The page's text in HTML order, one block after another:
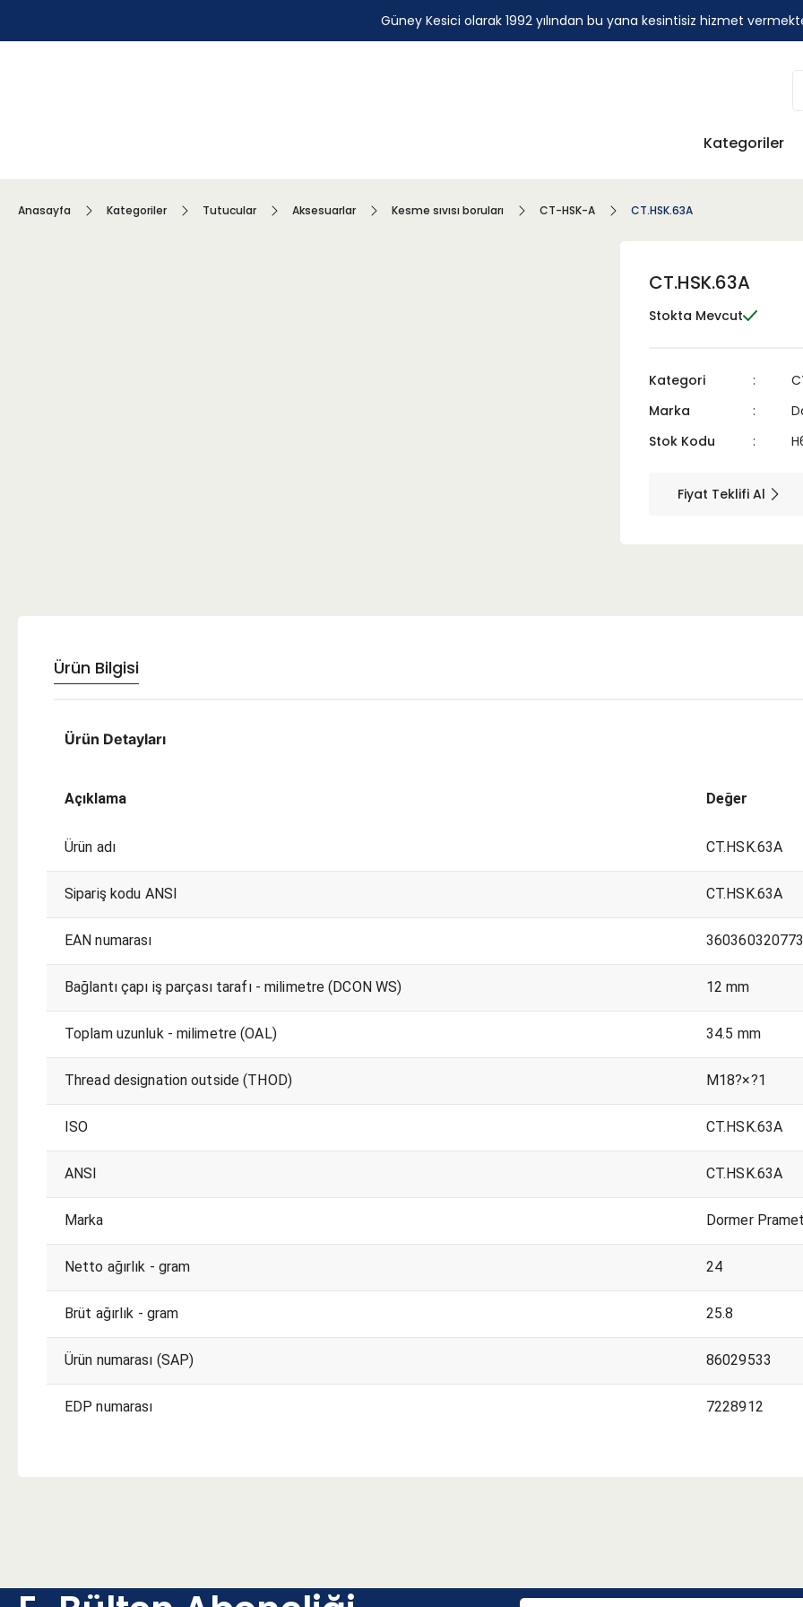
Güney Kesici olarak 1992 yılından bu yana kesintisiz hizmet
Kategoriler
Anasayfa Kategoriler Tutucular Aksesuarlar Kesme sıvısı boruları CT-HSK-A CT.HSK.63A
CT.HSK.63A
Stokta Mevcut
Kategori
Marka
Stok Kodu
Fiyat Teklifi Al
Ürün Bilgisi
Ürün Detayları
Açıklama Değer
Ürün adı CT.HSK.63A
Sipariş kodu ANSI CT.HSK.63A
EAN numarası
Bağlantı çapı iş parçası tarafı - milimetre (DCON WS) 12 mm
Toplam uzunluk - milimetre (OAL) 34.5 mm
Thread designation outside (THOD) M18?×?1
ISO CT.HSK.63A
ANSI CT.HSK.63A
Marka Dormer
Netto ağırlık - gram 24
Brüt ağırlık - gram 25.8
Ürün numarası (SAP) 86029533
EDP numarası 7228912